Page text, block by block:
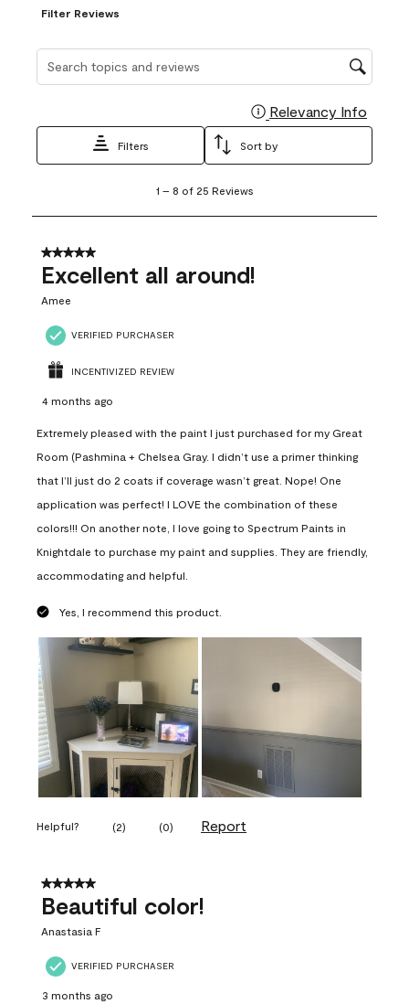
Filter Reviews
Relevancy Info
Filters Sort by
8
25
Reviews
1 – 8 of 25 Reviews
5 out of 5 stars.
Excellent all around!
Amee
VERIFIED PURCHASER
INCENTIVIZED REVIEW
4 months ago
Extremely pleased with the paint I just purchased for my Great
Room (Pashmina + Chelsea Gray. I didn’t use a primer thinking
that I’ll just do 2 coats if coverage wasn’t great. Nope! One
application was perfect! I LOVE the combination of these
colors!!! On another note, I love going to Spectrum Paints in
Knightdale to purchase my paint and supplies. They are friendly,
accommodating and helpful.
Yes, I recommend this product.
Helpful? (2) (0) Report
5 out of 5 stars.
Beautiful color!
Anastasia F
VERIFIED PURCHASER
3 months ago